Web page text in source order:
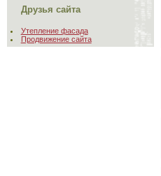
Друзья сайта
Утепление фасада
Продвижение сайта